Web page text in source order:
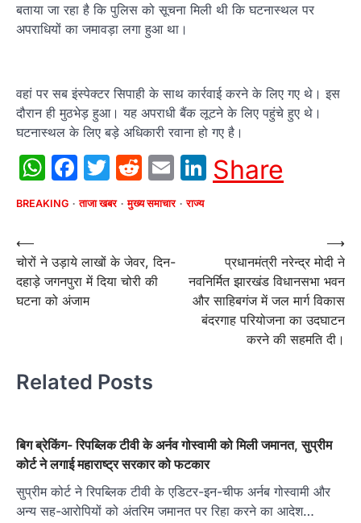
बताया जा रहा है कि पुलिस को सूचना मिली थी कि घटनास्थल पर
अपराधियों का जमावड़ा लगा हुआ था।
वहां पर सब इंस्पेक्टर सिपाही के साथ कार्रवाई करने के लिए गए थे। इस
दौरान ही मुठभेड़ हुआ। यह अपराधी बैंक लूटने के लिए पहुंचे हुए थे।
घटनास्थल के लिए बड़े अधिकारी रवाना हो गए है।
WhatsApp
Facebook
Twitter
Reddit
EmailLinkedIn
Share
BREAKING ताजा खबर मुख्य समाचार राज्य
Post
navigation
⟵
चोरों ने उड़ाये लाखों के जेवर, दिन-
दहाड़े जगनपुरा में दिया चोरी की
घटना को अंजाम
प्रधानमंत्री नरेन्द्र मोदी ने
नवनिर्मित झारखंड विधानसभा भवन
और साहिबगंज में जल मार्ग विकास
बंदरगाह परियोजना का उदघाटन
करने की सहमति दी।
⟶
Related Posts
बिग ब्रेकिंग- रिपब्लिक टीवी के अर्नव गोस्वामी को मिली जमानत, सुप्रीम
कोर्ट ने लगाई महाराष्ट्र सरकार को फटकार
सुप्रीम कोर्ट ने रिपब्लिक टीवी के एडिटर-इन-चीफ अर्नब गोस्वामी और
अन्य सह-आरोपियों को अंतरिम जमानत पर रिहा करने का आदेश…